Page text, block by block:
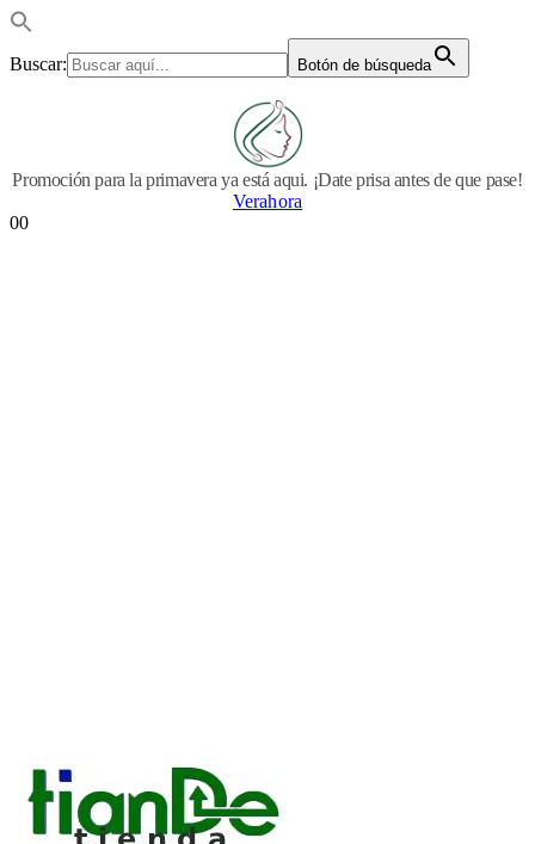
Buscar: Botón de búsqueda
Promoción para la primavera ya está aqui. ¡Date prisa antes de que pase!
Verahora
00